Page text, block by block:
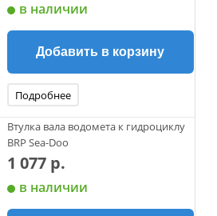
в наличии
Добавить в корзину
Подробнее
Втулка вала водомета к гидроциклу
BRP Sea-Doo
1 077 р.
в наличии